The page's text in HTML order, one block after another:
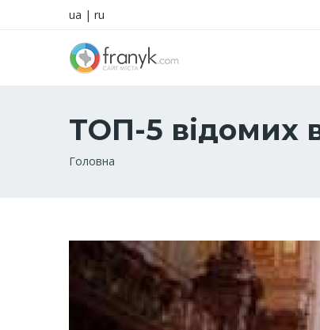
ua | ru
ТОП-5 відомих
Рядок
Головна